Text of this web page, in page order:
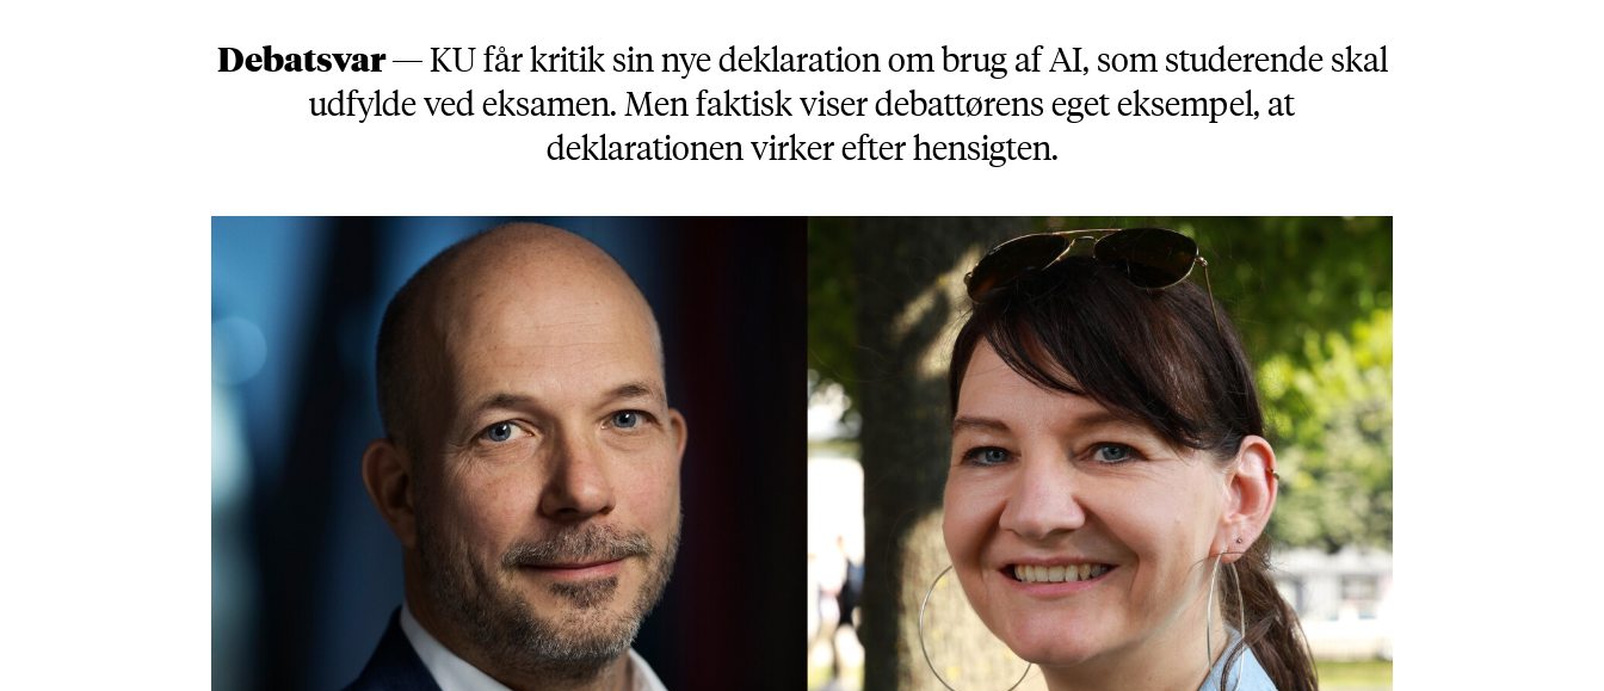
Debatsvar —KU får kritik sin nye deklaration om brug af AI, som studerende skal
udfylde ved eksamen. Men faktisk viser debattørens eget eksempel, at
deklarationen virker efter hensigten.